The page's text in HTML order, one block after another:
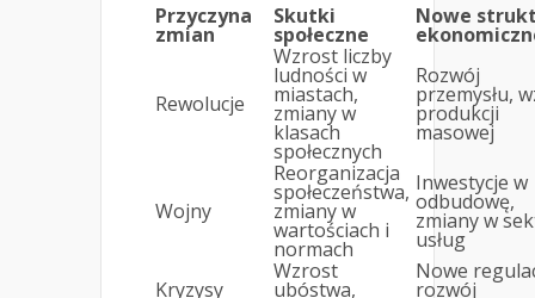
Przyczyna
zmian
Skutki
społeczne
Nowe
Rewolucje
Wzrost liczby
ludności w
miastach,
zmiany w
klasach
społecznych
Rozwój
przemysłu,
produkcji
masowej
Wojny
Reorganizacja
społeczeństwa,
zmiany w
wartościach i
normach
Inwestycje w
odbudowę,
zmiany w
usług
Kryzysy
Wzrost
ubóstwa,
Nowe
rozwój